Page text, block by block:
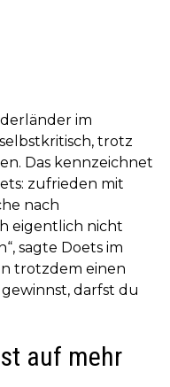
im
selbstkritisch, trotz
Das kennzeichnet
zufrieden mit
nach
eigentlich nicht
sagte Doets im
trotzdem einen
darfst du
auf mehr